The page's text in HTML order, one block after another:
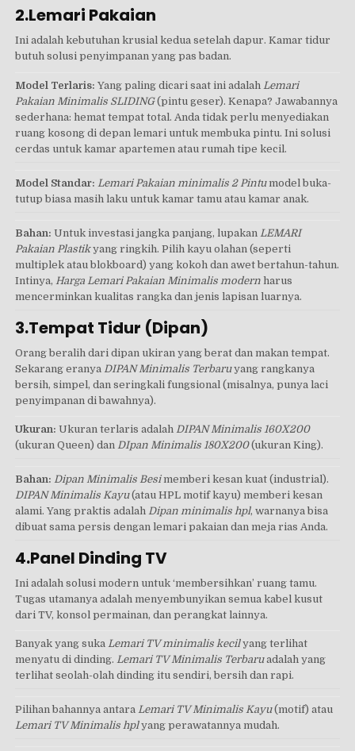
2.Lemari Pakaian
Ini adalah kebutuhan krusial kedua setelah dapur. Kamar tidur
butuh solusi penyimpanan yang pas badan.
Model Terlaris: Yang paling dicari saat ini adalah Lemari
Pakaian Minimalis SLIDING(pintu geser). Kenapa? Jawabannya
sederhana: hemat tempat total. Anda tidak perlu menyediakan
ruang kosong di depan lemari untuk membuka pintu. Ini solusi
cerdas untuk kamar apartemen atau rumah tipe kecil.
Model Standar: Lemari Pakaian minimalis 2 Pintumodel buka-
tutup biasa masih laku untuk kamar tamu atau kamar anak.
Bahan: Untuk investasi jangka panjang, lupakan LEMARI
Pakaian Plastikyang ringkih. Pilih kayu olahan (seperti
multiplek atau blokboard) yang kokoh dan awet bertahun-tahun.
Intinya, Harga Lemari Pakaian Minimalis modern harus
mencerminkan kualitas rangka dan jenis lapisan luarnya.
3.Tempat Tidur (Dipan)
Orang beralih dari dipan ukiran yang berat dan makan tempat.
Sekarang eranya DIPAN Minimalis Terbaruyang rangkanya
bersih, simpel, dan seringkali fungsional (misalnya, punya laci
penyimpanan di bawahnya).
Ukuran: Ukuran terlaris adalah DIPAN Minimalis 160X200
(ukuran Queen) dan DIpan Minimalis 180X200(ukuran King).
Bahan: Dipan Minimalis Besimemberi kesan kuat (industrial).
DIPAN Minimalis Kayu(atau HPL motif kayu) memberi kesan
alami. Yang praktis adalah Dipan minimalis hpl, warnanya bisa
dibuat sama persis dengan lemari pakaian dan meja rias Anda.
4.Panel Dinding TV
Ini adalah solusi modern untuk ‘membersihkan’ ruang tamu.
Tugas utamanya adalah menyembunyikan semua kabel kusut
dari TV, konsol permainan, dan perangkat lainnya.
Banyak yang sukaLemari TV minimalis kecilyang terlihat
menyatu di dinding.Lemari TV Minimalis Terbaruadalah yang
terlihat seolah-olah dinding itu sendiri, bersih dan rapi.
Pilihan bahannya antaraLemari TV Minimalis Kayu(motif) atau
Lemari TV Minimalis hplyang perawatannya mudah.